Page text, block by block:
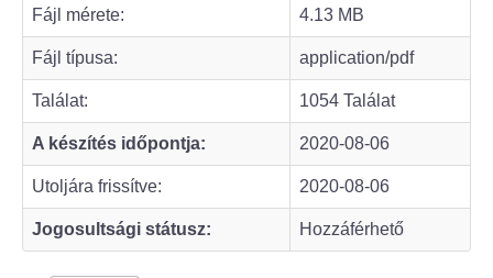
Bölcske történelme
Mi újság Bölcskén?
Értéktár bizottság
Turizmus
Látnivalók
Fájl mérete: 4.13 MB
Fájl típusa: application/pdf
Találat: 1054 Találat
A készítés időpontja: 2020-08-06
Utoljára frissítve: 2020-08-06
Jogosultsági státusz: Hozzáférhető